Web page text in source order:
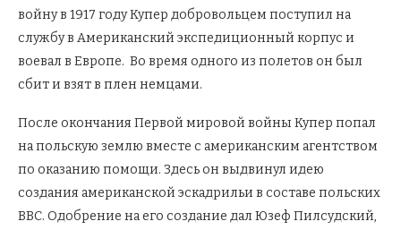
войну в 1917 году Купер добровольцем поступил на
службу в Американский экспедиционный корпус и
воевал в Европе. Во время одного из полетов он был
сбит и взят в плен немцами.
После окончания Первой мировой войны Купер попал
на польскую землю вместе с американским агентством
по оказанию помощи. Здесь он выдвинул идею
создания американской эскадрильи в составе польских
ВВС. Одобрение на его создание дал Юзеф Пилсудский,